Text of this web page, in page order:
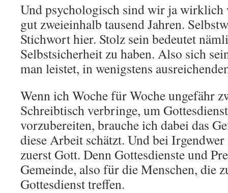
Und psychologisch sind wir ja wirklich
gut zweieinhalb tausend Jahren.
Stichwort hier. Stolz sein bedeutet
Selbstsicherheit zu haben. Also sich
man leistet, in wenigstens
Wenn ich Woche für Woche ungefähr
Schreibtisch verbringe, um
vorzubereiten, brauche ich dabei das
diese Arbeit schätzt. Und bei
zuerst Gott. Denn Gottesdienste und
Gemeinde, also für die Menschen, die
Gottesdienst treffen.